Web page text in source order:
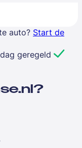
auto? Start de
geregeld